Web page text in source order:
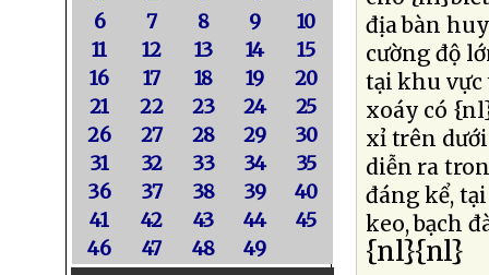
6
7 8 9
10
11
12 13 14
15
16
17 18 19
20
21
22 23 24
25
26
27 28 29
30
31
32 33 34
35
36
37 38 39
40
41
42 43 44
45
46
47 48 49
địa bàn
cường độ
tại khu vực
xoáy có
xỉ trên
diễn ra
đáng kể,
keo, bạch
{nl}{nl}